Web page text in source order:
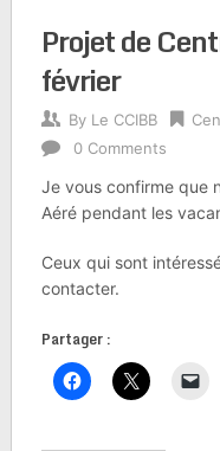
Projet de
février
By Le CCIBB
0 Comments
Je vous confirme que
Aéré pendant les
Ceux qui sont
contacter.
Partager :